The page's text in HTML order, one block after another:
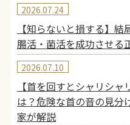
【知らないと損する】
腸活・菌活を成功させる
2026.07.24
【首を回すとシャリシ
は？危険な首の音の見分
家が解説
2026.07.10